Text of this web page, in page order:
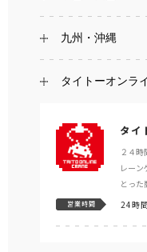
九州・沖縄
タイトーオンラ
タイ
２４
レーン
とった
営業時間 24時